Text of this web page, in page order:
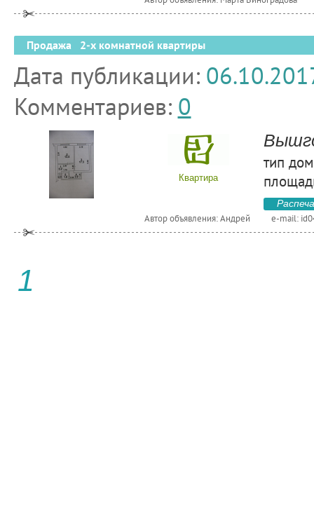
Продажа 2-х комнатной квартиры
Дата публикации:
Комментариев: 0
Квартира
тип
Автор объявления: Андрей e-mail:
1